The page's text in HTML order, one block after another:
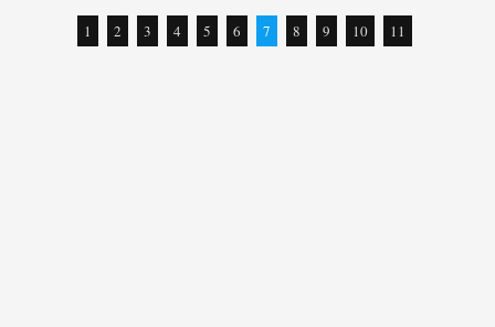
1 2 3 4 5 6 7 8 9 10 11